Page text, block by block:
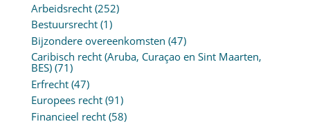
Arbeidsrecht(252)
Bestuursrecht(1)
Bijzondere overeenkomsten (47)
Caribisch recht (Aruba, Curaçao en Sint Maarten,
BES)(71)
Erfrecht(47)
Europees recht(91)
Financieel recht(58)